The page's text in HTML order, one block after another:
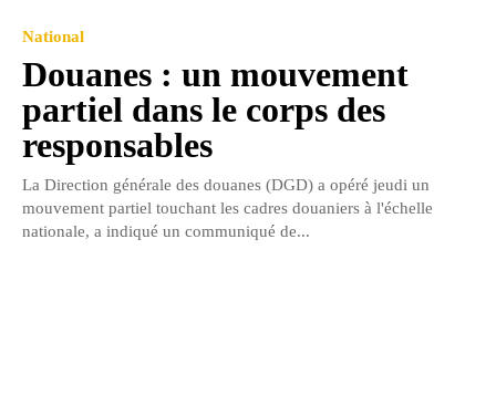
National
Douanes : un mouvement
partiel dans le corps des
responsables
La Direction générale des douanes (DGD) a opéré jeudi un
mouvement partiel touchant les cadres douaniers à l'échelle
nationale, a indiqué un communiqué de...